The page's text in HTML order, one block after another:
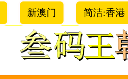
新澳门 简洁:香港